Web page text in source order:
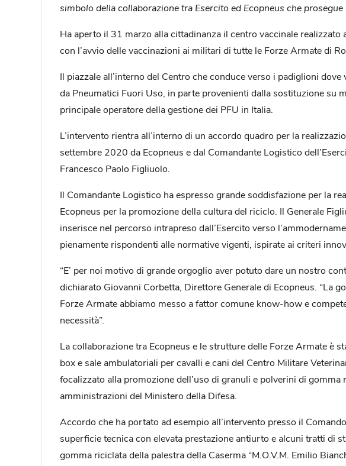
simbolo della collaborazione tra Esercito ed Ecopneus che
Ha aperto il 31 marzo alla cittadinanza il centro vaccinale
con l’avvio delle vaccinazioni ai militari di tutte le Forze Armate di
Il piazzale all’interno del Centro che conduce verso i padiglioni
da Pneumatici Fuori Uso, in parte provenienti dalla sostituzione su
principale operatore della gestione dei PFU in Italia.
L’intervento rientra all’interno di un accordo quadro per la
settembre 2020 da Ecopneus e dal Comandante Logistico
Francesco Paolo Figliuolo.
Il Comandante Logistico ha espresso grande soddisfazione per la
Ecopneus per la promozione della cultura del riciclo. Il Generale
inserisce nel percorso intrapreso dall’Esercito verso
pienamente rispondenti alle normative vigenti, ispirate ai criteri
“E’ per noi motivo di grande orgoglio aver potuto dare un nostro
dichiarato Giovanni Corbetta, Direttore Generale di Ecopneus. “La
Forze Armate abbiamo messo a fattor comune know-how e
necessità”.
La collaborazione tra Ecopneus e le strutture delle Forze Armate è
box e sale ambulatoriali per cavalli e cani del Centro Militare
focalizzato alla promozione dell’uso di granuli e polverini di
amministrazioni del Ministero della Difesa.
Accordo che ha portato ad esempio all’intervento presso il
superficie tecnica con elevata prestazione antiurto e alcuni tratti di
gomma riciclata della palestra della Caserma “M.O.V.M. Emilio